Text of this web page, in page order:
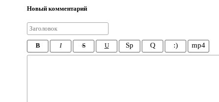
Новый комментарий
B I S U Sp Q :) mp4